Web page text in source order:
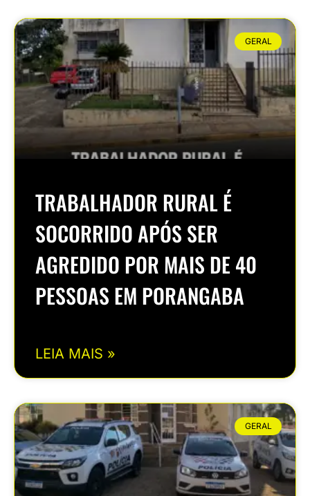
GERAL
TRABALHADOR RURAL É
SOCORRIDO APÓS SER
AGREDIDO POR MAIS DE 40
PESSOAS EM PORANGABA
LEIA MAIS »
GERAL